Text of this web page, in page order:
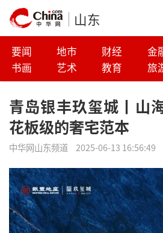
山东
要闻 地市 财经 金
书画
艺术 教育 旅
青岛银丰玖玺城丨山
花板级的奢宅范本
中华网山东频道 2025-06-13 16:56:49